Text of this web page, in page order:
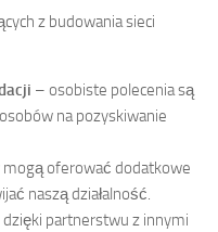
z budowania sieci
– osobiste polecenia są
na pozyskiwanie
oferować dodatkowe
naszą działalność.
partnerstwu z innymi